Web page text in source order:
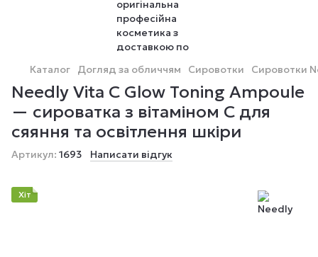
Каталог Догляд за обличчям Сировотки Сировотки
Needly Vita C Glow Toning Ampoule
— сироватка з вітаміном С для
сяяння та освітлення шкіри
Артикул: 1693 Написати відгук
Хіт